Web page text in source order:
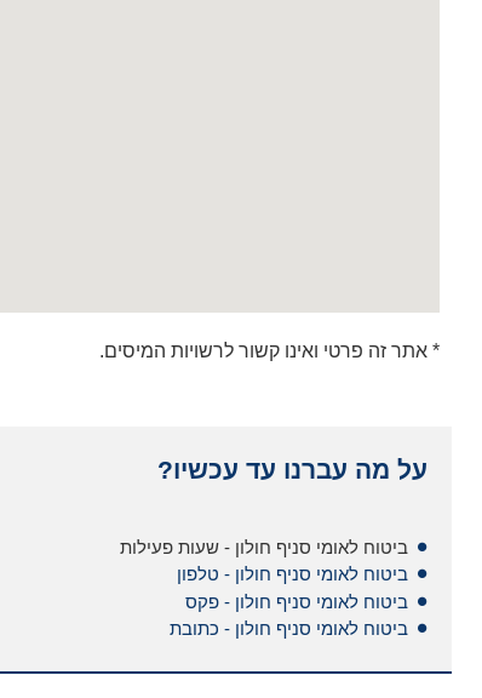
* אתר זה פרטי ואינו קשור לרשויות המיסים.
על מה עברנו עד עכשיו?
ביטוח לאומי סניף חולון - שעות פעילות
ביטוח לאומי סניף חולון - טלפון
ביטוח לאומי סניף חולון - פקס
ביטוח לאומי סניף חולון - כתובת